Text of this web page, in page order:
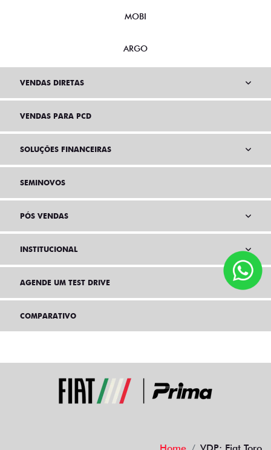
MOBI
ARGO
VENDAS DIRETAS
VENDAS PARA PCD
SOLUÇÕES FINANCEIRAS
SEMINOVOS
PÓS VENDAS
INSTITUCIONAL
AGENDE UM TEST DRIVE
COMPARATIVO